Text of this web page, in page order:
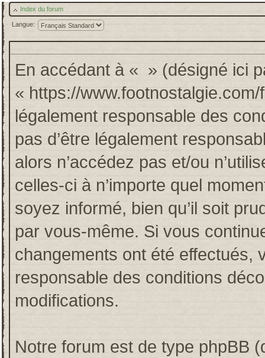
Index du forum
Langue:
En accédant à « » (désigné ici
« https://
légalement responsable des
pas d’être légalement
alors n’accédez pas et/ou
celles-ci à n’importe quel
soyez informé, bien qu’il soit
par vous-même. Si vous
changements ont été effectués,
responsable des conditions
modifications.
Notre forum est de type phpBB